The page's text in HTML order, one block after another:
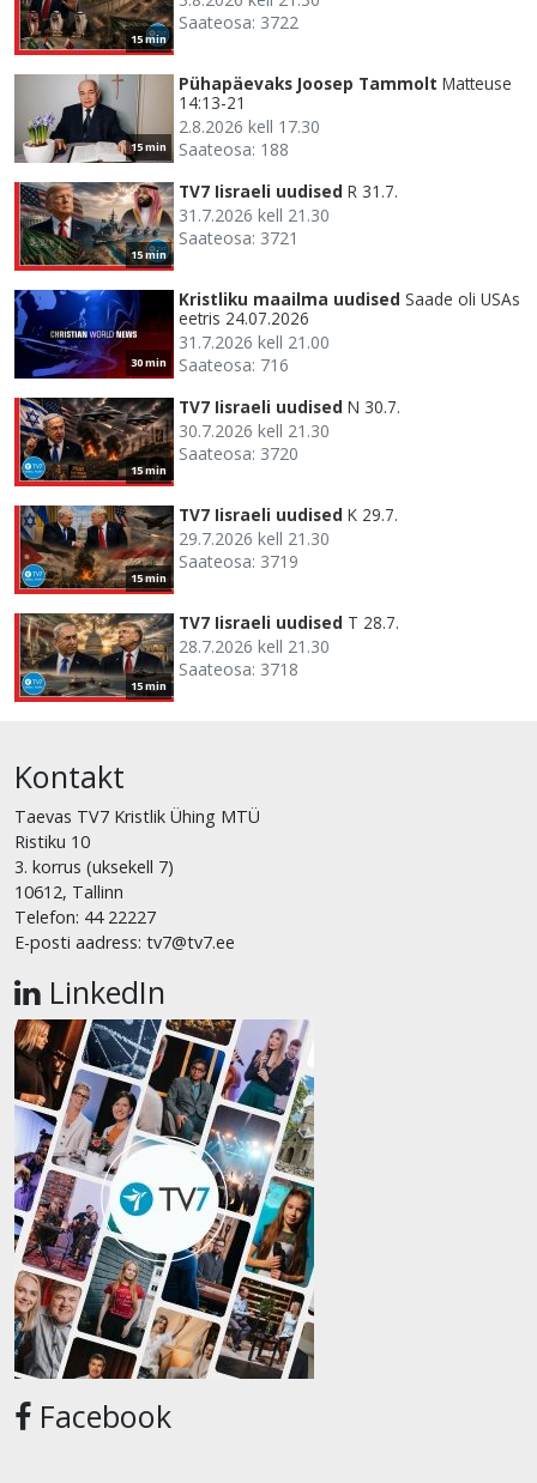
15 min
Saateosa: 3722
15 min
Pühapäevaks Joosep Tammolt Matteuse
14:13-21
2.8.2026 kell 17.30
Saateosa: 188
15 min
TV7 Iisraeli uudised R 31.7.
31.7.2026 kell 21.30
Saateosa: 3721
30 min
Kristliku maailma uudised Saade oli USAs
eetris 24.07.2026
31.7.2026 kell 21.00
Saateosa: 716
15 min
TV7 Iisraeli uudised N 30.7.
30.7.2026 kell 21.30
Saateosa: 3720
15 min
TV7 Iisraeli uudised K 29.7.
29.7.2026 kell 21.30
Saateosa: 3719
15 min
TV7 Iisraeli uudised T 28.7.
28.7.2026 kell 21.30
Saateosa: 3718
Kontakt
Taevas TV7 Kristlik Ühing MTÜ
Ristiku 10
3. korrus (uksekell 7)
10612, Tallinn
Telefon: 44 22227
E-posti aadress: tv7@tv7.ee
LinkedIn
Facebook